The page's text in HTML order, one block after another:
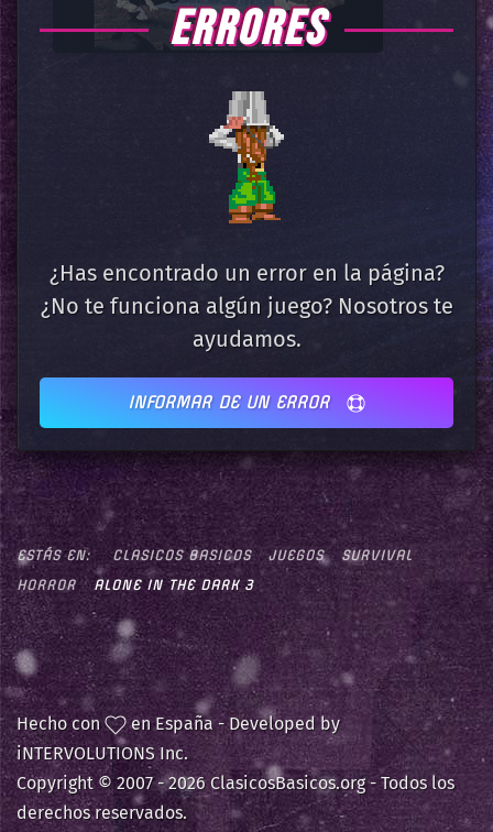
ERRORES
¿Has encontrado un error en la página?
¿No te funciona algún juego? Nosotros te
ayudamos.
INFORMAR DE UN ERROR
ESTÁS EN: CLASICOS BASICOS JUEGOS
SURVIVAL
HORROR
ALONE IN THE DARK 3
Hecho con
en España - Developed by
iNTERVOLUTIONS Inc.
Copyright © 2007 -2026 ClasicosBasicos.org - Todos los
derechos reservados.